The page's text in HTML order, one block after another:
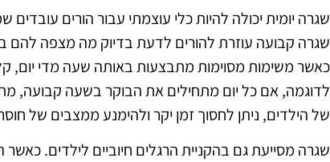
שגרה יומית יכולה להיות כלי עוצמתי עבור הורים
שגרה קבועה עוזרת להורים לדעת בדיוק מה מצפה להם
כאשר משימות מסוימות מתבצעות באותה שעה מדי יום, קל
לדוגמה, אם כל יום מתחילים את הבוקר בשעה קבועה,
של הילדים, ניתן לחסוך זמן יקר ולהימנע ממצבים של
שגרה מסייעת גם בהקניית הרגלים חיוביים לילדים.